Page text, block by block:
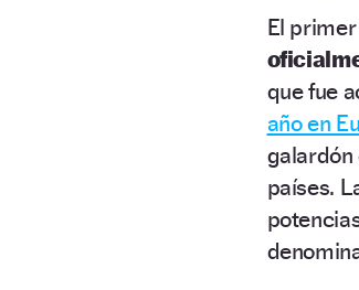
El
que fue
año en
galardón
países.